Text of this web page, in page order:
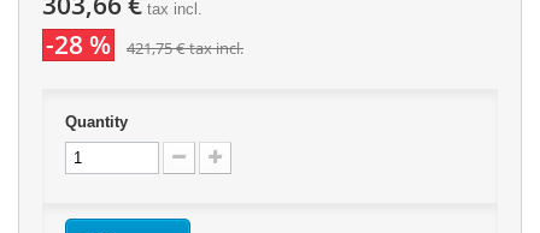
tax incl.
-28 % 421,75 €tax incl.
Quantity